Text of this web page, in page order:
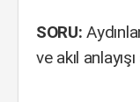
SORU:
ve akıl